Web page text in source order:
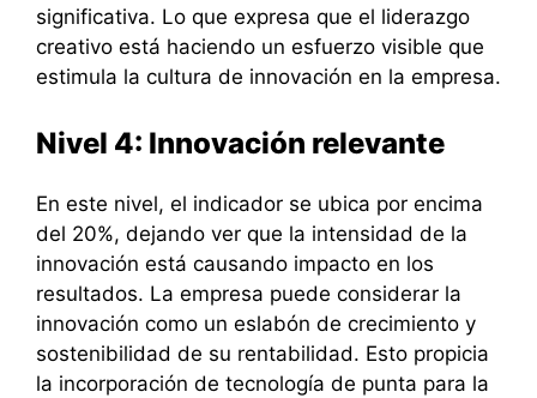
significativa. Lo que expresa que el liderazgo
creativo está haciendo un esfuerzo visible que
estimula la cultura de innovación en la empresa.
Nivel 4: Innovación relevante
En este nivel, el indicador se ubica por encima
del 20%, dejando ver que la intensidad de la
innovación está causando impacto en los
resultados. La empresa puede considerar la
innovación como un eslabón de crecimiento y
sostenibilidad de su rentabilidad. Esto propicia
la incorporación de tecnología de punta para la